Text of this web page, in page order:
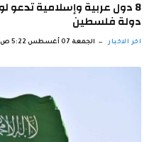
8 دول عربية وإسلامية تدعو
دولة فلسطين
اخر الاخبار الجمعة 07 أغسطس 5:22 ص